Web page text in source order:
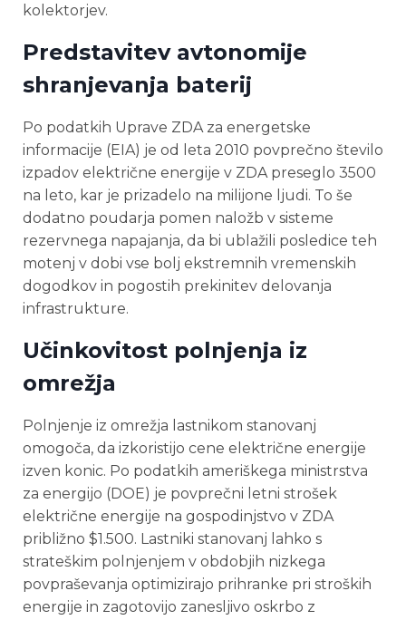
kolektorjev.
Predstavitev avtonomije
shranjevanja baterij
Po podatkih Uprave ZDA za energetske
informacije (EIA) je od leta 2010 povprečno število
izpadov električne energije v ZDA preseglo 3500
na leto, kar je prizadelo na milijone ljudi. To še
dodatno poudarja pomen naložb v sisteme
rezervnega napajanja, da bi ublažili posledice teh
motenj v dobi vse bolj ekstremnih vremenskih
dogodkov in pogostih prekinitev delovanja
infrastrukture.
Učinkovitost polnjenja iz
omrežja
Polnjenje iz omrežja lastnikom stanovanj
omogoča, da izkoristijo cene električne energije
izven konic. Po podatkih ameriškega ministrstva
za energijo (DOE) je povprečni letni strošek
električne energije na gospodinjstvo v ZDA
približno $1.500. Lastniki stanovanj lahko s
strateškim polnjenjem v obdobjih nizkega
povpraševanja optimizirajo prihranke pri stroških
energije in zagotovijo zanesljivo oskrbo z